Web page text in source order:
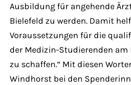
Ausbildung für angehende
Bielefeld zu werden. Damit
Voraussetzungen für die
der Medizin-Studierenden
zu schaffen.“ Mit diesen
Windhorst bei den